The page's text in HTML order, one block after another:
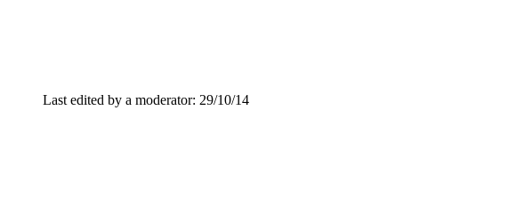
Last edited by a moderator: 29/10/14